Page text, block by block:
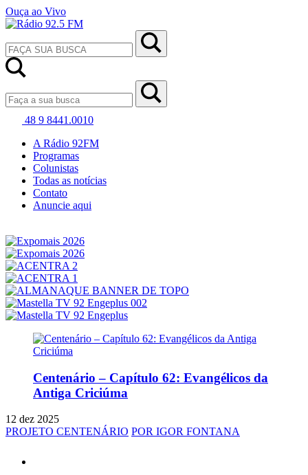
Ouça ao Vivo
48 9 8441.0010
A Rádio 92FM
Programas
Colunistas
Todas as notícias
Contato
Anuncie aqui
Centenário – Capítulo 62: Evangélicos da
Antiga Criciúma
12 dez 2025
PROJETO CENTENÁRIO POR IGOR FONTANA